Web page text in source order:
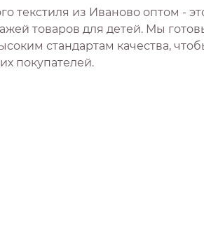
текстиля из Иваново оптом -
товаров для детей. Мы
стандартам качества,
покупателей.